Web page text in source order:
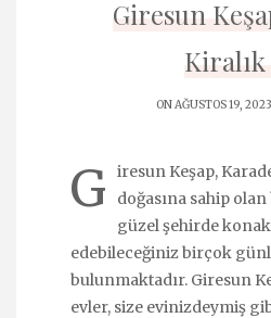
Giresun
Kiralık
ON AĞUSTOS 19,
G
iresun Keşap,
doğasına sahip
güzel şehirde
edebileceğiniz birçok
bulunmaktadır. Giresun
evler, size evinizdeymiş